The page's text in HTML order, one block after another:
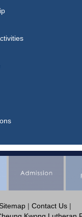
Sitemap | Contact Us |